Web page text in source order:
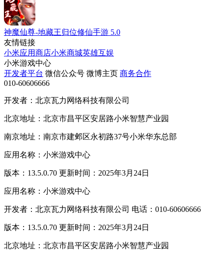
神魔仙尊-地藏王归位修仙手游 5.0
友情链接
小米应用商店小米商城英雄互娱
小米游戏中心
开发者平台 微信公众号 微博主页 商务合作
010-60606666
开发者：北京瓦力网络科技有限公司
北京地址：北京市昌平区安居路小米智慧产业园
南京地址：南京市建邺区永初路37号小米华东总部
应用名称：小米游戏中心
版本：13.5.0.70 更新时间：2025年3月24日
应用名称：小米游戏中心
开发者：北京瓦力网络科技有限公司 电话：010-60606666
版本：13.5.0.70 更新时间：2025年3月24日
北京地址：北京市昌平区安居路小米智慧产业园